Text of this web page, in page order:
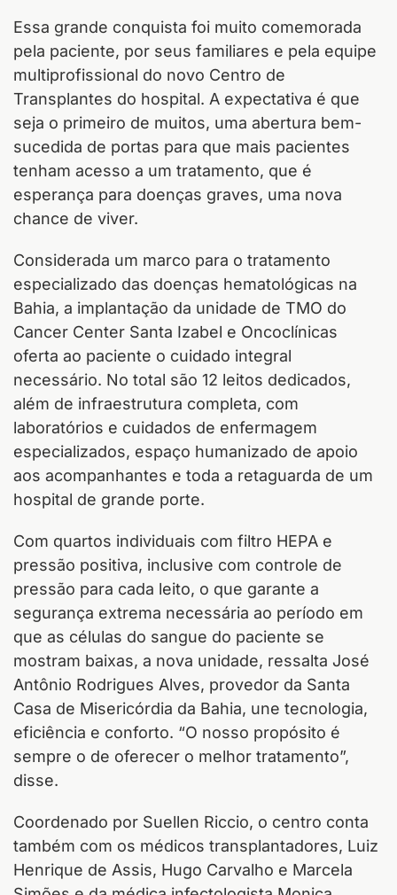
Essa grande conquista foi muito comemorada
pela paciente, por seus familiares e pela equipe
multiprofissional do novo Centro de
Transplantes do hospital. A expectativa é que
seja o primeiro de muitos, uma abertura bem-
sucedida de portas para que mais pacientes
tenham acesso a um tratamento, que é
esperança para doenças graves, uma nova
chance de viver.
Considerada um marco para o tratamento
especializado das doenças hematológicas na
Bahia, a implantação da unidade de TMO do
Cancer Center Santa Izabel e Oncoclínicas
oferta ao paciente o cuidado integral
necessário. No total são 12 leitos dedicados,
além de infraestrutura completa, com
laboratórios e cuidados de enfermagem
especializados, espaço humanizado de apoio
aos acompanhantes e toda a retaguarda de um
hospital de grande porte.
Com quartos individuais com filtro HEPA e
pressão positiva, inclusive com controle de
pressão para cada leito, o que garante a
segurança extrema necessária ao período em
que as células do sangue do paciente se
mostram baixas, a nova unidade, ressalta José
Antônio Rodrigues Alves, provedor da Santa
Casa de Misericórdia da Bahia, une tecnologia,
eficiência e conforto. “O nosso propósito é
sempre o de oferecer o melhor tratamento”,
disse.
Coordenado por Suellen Riccio, o centro conta
também com os médicos transplantadores, Luiz
Henrique de Assis, Hugo Carvalho e Marcela